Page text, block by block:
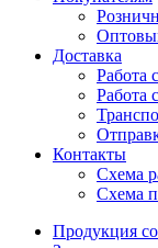
Доставка
Работа
Работа
Контакты
Схема
Схема
Продукция